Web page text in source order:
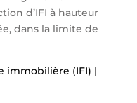
d’IFI à hauteur
dans la limite de
immobilière (IFI) |